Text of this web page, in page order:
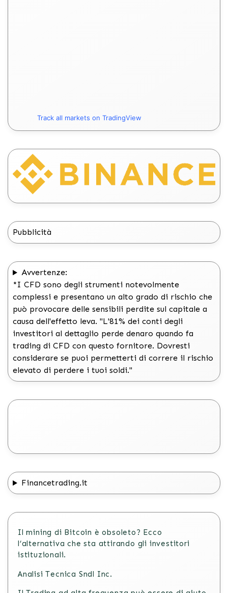
Track all markets on TradingView
Pubblicità
Avvertenze:
*I CFD sono degli strumenti notevolmente
complessi e presentano un alto grado di rischio che
può provocare delle sensibili perdite sul capitale a
causa dell'effetto leva. "L'81% dei conti degli
investitori al dettaglio perde denaro quando fa
trading di CFD con questo fornitore. Dovresti
considerare se puoi permetterti di correre il rischio
elevato di perdere i tuoi soldi."
Financetrading.it
Il mining di Bitcoin è obsoleto? Ecco
l’alternativa che sta attirando gli investitori
istituzionali.
Analisi Tecnica Sndl Inc.